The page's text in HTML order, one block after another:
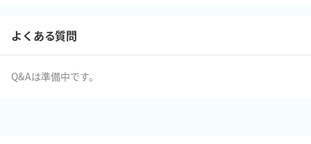
よくある質問
Q&Aは準備中です。